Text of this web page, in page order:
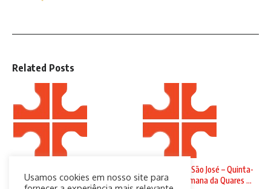
Related Posts
29 de março de 2026
Solenidade de São José – Quinta-
feira da 4ª Semana da Quares ...
Usamos cookies em nosso site para